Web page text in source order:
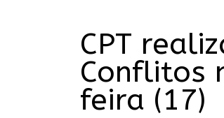
CPT
Conflitos
feira (17)